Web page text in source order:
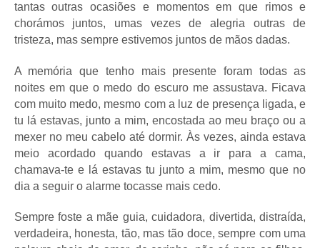
tantas outras ocasiões e momentos em que rimos e
chorámos juntos, umas vezes de alegria outras de
tristeza, mas sempre estivemos juntos de mãos dadas.
A memória que tenho mais presente foram todas as
noites em que o medo do escuro me assustava. Ficava
com muito medo, mesmo com a luz de presença ligada, e
tu lá estavas, junto a mim, encostada ao meu braço ou a
mexer no meu cabelo até dormir. Às vezes, ainda estava
meio acordado quando estavas a ir para a cama,
chamava-te e lá estavas tu junto a mim, mesmo que no
dia a seguir o alarme tocasse mais cedo.
Sempre foste a mãe guia, cuidadora, divertida, distraída,
verdadeira, honesta, tão, mas tão doce, sempre com uma